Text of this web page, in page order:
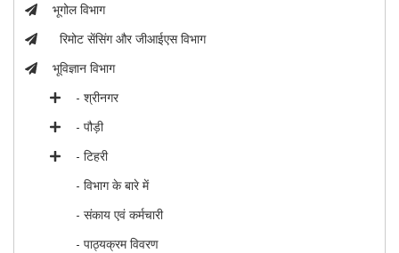
भूगोल विभाग
रिमोट सेंसिंग और जीआईएस विभाग
भूविज्ञान विभाग
- श्रीनगर
- पौड़ी
- टिहरी
- विभाग के बारे में
- संकाय एवं कर्मचारी
- पाठ्यक्रम विवरण